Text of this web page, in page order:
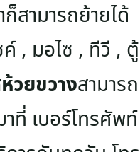
สามารถย้ายได้
, มอไซ , ทีวี , ตู้
วยขวางสามารถ
ที่ เบอร์โทรศัพท์